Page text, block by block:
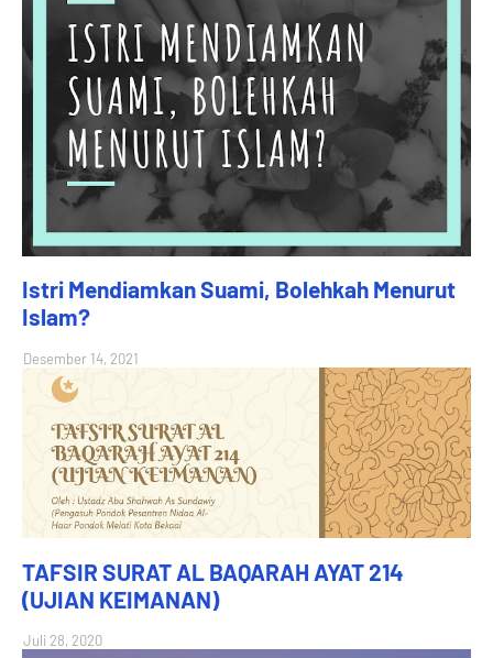
Istri Mendiamkan Suami, Bolehkah Menurut
Islam?
Desember 14, 2021
TAFSIR SURAT AL BAQARAH AYAT 214
(UJIAN KEIMANAN)
Juli 28, 2020